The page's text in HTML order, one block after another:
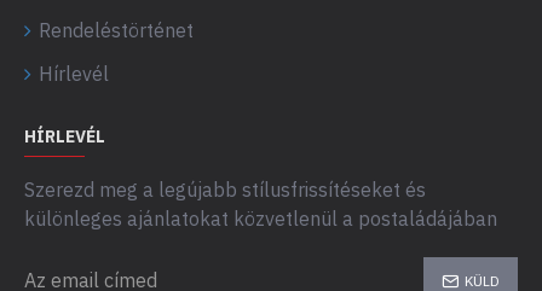
Rendeléstörténet
Hírlevél
HÍRLEVÉL
Szerezd meg a legújabb stílusfrissítéseket és
különleges ajánlatokat közvetlenül a postaládájában
KÜLD